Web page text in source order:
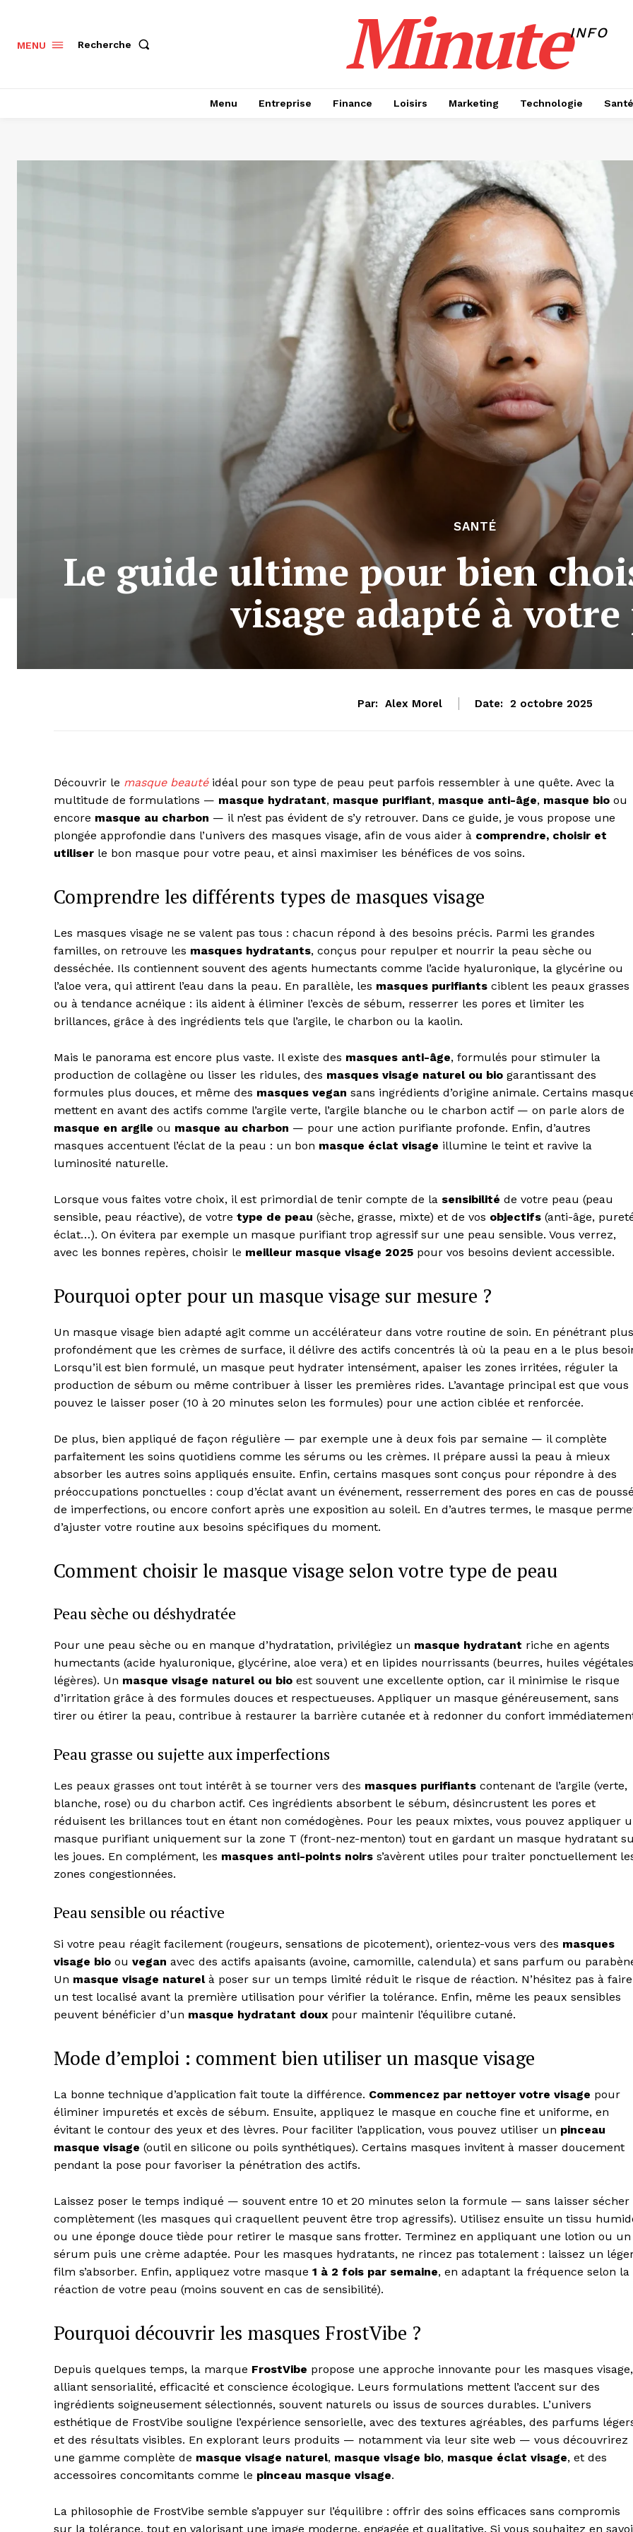
News Week
Magazine PRO
SUBSCRIBE NOW
About
MENU Recherche MinuteINFO
Menu Entreprise Finance Loisirs Marketing Technologie Santé
SANTÉ
Le guide ultime pour bien
visage adapté à votre
Par: Alex Morel Date: 2 octobre 2025
Découvrir le masque beautéidéal pour son type de peau peut parfois ressembler à une quête. Avec la
multitude de formulations — masque hydratant, masque purifiant, masque anti-âge, masque bio ou
encore masque au charbon — il n’est pas évident de s’y retrouver. Dans ce guide, je vous propose une
plongée approfondie dans l’univers des masques visage, afin de vous aider à comprendre, choisir et
utiliser le bon masque pour votre peau, et ainsi maximiser les bénéfices de vos soins.
Comprendre les différents types de masques visage
Les masques visage ne se valent pas tous : chacun répond à des besoins précis. Parmi les grandes
familles, on retrouve les masques hydratants, conçus pour repulper et nourrir la peau sèche ou
desséchée. Ils contiennent souvent des agents humectants comme l’acide hyaluronique, la glycérine ou
l’aloe vera, qui attirent l’eau dans la peau. En parallèle, les masques purifiants ciblent les peaux grasses
ou à tendance acnéique : ils aident à éliminer l’excès de sébum, resserrer les pores et limiter les
brillances, grâce à des ingrédients tels que l’argile, le charbon ou la kaolin.
Mais le panorama est encore plus vaste. Il existe des masques anti-âge, formulés pour stimuler la
production de collagène ou lisser les ridules, des masques visage naturel ou bio garantissant des
formules plus douces, et même des masques vegan sans ingrédients d’origine animale. Certains
mettent en avant des actifs comme l’argile verte, l’argile blanche ou le charbon actif — on parle alors de
masque en argile ou masque au charbon — pour une action purifiante profonde. Enfin, d’autres
masques accentuent l’éclat de la peau : un bon masque éclat visage illumine le teint et ravive la
luminosité naturelle.
Lorsque vous faites votre choix, il est primordial de tenir compte de la sensibilité de votre peau (peau
sensible, peau réactive), de votre type de peau (sèche, grasse, mixte) et de vos objectifs (anti-âge,
éclat…). On évitera par exemple un masque purifiant trop agressif sur une peau sensible. Vous verrez,
avec les bonnes repères, choisir le meilleur masque visage 2025 pour vos besoins devient accessible.
Pourquoi opter pour un masque visage sur mesure ?
Un masque visage bien adapté agit comme un accélérateur dans votre routine de soin. En pénétrant plus
profondément que les crèmes de surface, il délivre des actifs concentrés là où la peau en a le plus
Lorsqu’il est bien formulé, un masque peut hydrater intensément, apaiser les zones irritées, réguler la
production de sébum ou même contribuer à lisser les premières rides. L’avantage principal est que vous
pouvez le laisser poser (10 à 20 minutes selon les formules) pour une action ciblée et renforcée.
De plus, bien appliqué de façon régulière — par exemple une à deux fois par semaine — il complète
parfaitement les soins quotidiens comme les sérums ou les crèmes. Il prépare aussi la peau à mieux
absorber les autres soins appliqués ensuite. Enfin, certains masques sont conçus pour répondre à des
préoccupations ponctuelles : coup d’éclat avant un événement, resserrement des pores en cas de
de imperfections, ou encore confort après une exposition au soleil. En d’autres termes, le masque
d’ajuster votre routine aux besoins spécifiques du moment.
Comment choisir le masque visage selon votre type de peau
Peau sèche ou déshydratée
Pour une peau sèche ou en manque d’hydratation, privilégiez un masque hydratant riche en agents
humectants (acide hyaluronique, glycérine, aloe vera) et en lipides nourrissants (beurres, huiles végétales
légères). Un masque visage naturel ou bio est souvent une excellente option, car il minimise le risque
d’irritation grâce à des formules douces et respectueuses. Appliquer un masque généreusement, sans
tirer ou étirer la peau, contribue à restaurer la barrière cutanée et à redonner du confort
Peau grasse ou sujette aux imperfections
Les peaux grasses ont tout intérêt à se tourner vers des masques purifiants contenant de l’argile (verte,
blanche, rose) ou du charbon actif. Ces ingrédients absorbent le sébum, désincrustent les pores et
réduisent les brillances tout en étant non comédogènes. Pour les peaux mixtes, vous pouvez appliquer
masque purifiant uniquement sur la zone T (front-nez-menton) tout en gardant un masque hydratant
les joues. En complément, les masques anti-points noirs s’avèrent utiles pour traiter ponctuellement
zones congestionnées.
Peau sensible ou réactive
Si votre peau réagit facilement (rougeurs, sensations de picotement), orientez-vous vers des masques
visage bio ou vegan avec des actifs apaisants (avoine, camomille, calendula) et sans parfum ou
Un masque visage naturelà poser sur un temps limité réduit le risque de réaction. N’hésitez pas à faire
un test localisé avant la première utilisation pour vérifier la tolérance. Enfin, même les peaux sensibles
peuvent bénéficier d’un masque hydratant doux pour maintenir l’équilibre cutané.
Mode d’emploi : comment bien utiliser un masque visage
La bonne technique d’application fait toute la différence. Commencez par nettoyer votre visage pour
éliminer impuretés et excès de sébum. Ensuite, appliquez le masque en couche fine et uniforme, en
évitant le contour des yeux et des lèvres. Pour faciliter l’application, vous pouvez utiliser un pinceau
masque visage (outil en silicone ou poils synthétiques). Certains masques invitent à masser doucement
pendant la pose pour favoriser la pénétration des actifs.
Laissez poser le temps indiqué — souvent entre 10 et 20 minutes selon la formule — sans laisser sécher
complètement (les masques qui craquellent peuvent être trop agressifs). Utilisez ensuite un tissu
ou une éponge douce tiède pour retirer le masque sans frotter. Terminez en appliquant une lotion ou un
sérum puis une crème adaptée. Pour les masques hydratants, ne rincez pas totalement : laissez un
film s’absorber. Enfin, appliquez votre masque 1 à 2 fois par semaine, en adaptant la fréquence selon la
réaction de votre peau (moins souvent en cas de sensibilité).
Pourquoi découvrir les masques FrostVibe ?
Depuis quelques temps, la marque FrostVibe propose une approche innovante pour les masques visage,
alliant sensorialité, efficacité et conscience écologique. Leurs formulations mettent l’accent sur des
ingrédients soigneusement sélectionnés, souvent naturels ou issus de sources durables. L’univers
esthétique de FrostVibe souligne l’expérience sensorielle, avec des textures agréables, des parfums
et des résultats visibles. En explorant leurs produits — notamment via leur site web — vous découvrirez
une gamme complète de masque visage naturel, masque visage bio, masque éclat visage, et des
accessoires concomitants comme le pinceau masque visage.
La philosophie de FrostVibe semble s’appuyer sur l’équilibre : offrir des soins efficaces sans compromis
sur la tolérance, tout en valorisant une image moderne, engagée et qualitative. Si vous souhaitez en